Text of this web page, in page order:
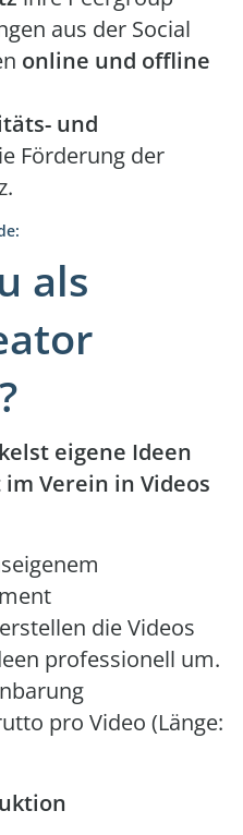
aus der Social
online und offline
und
Förderung der
als
eigene Ideen
Verein in Videos
die Videos
professionell um.
pro Video (Länge: